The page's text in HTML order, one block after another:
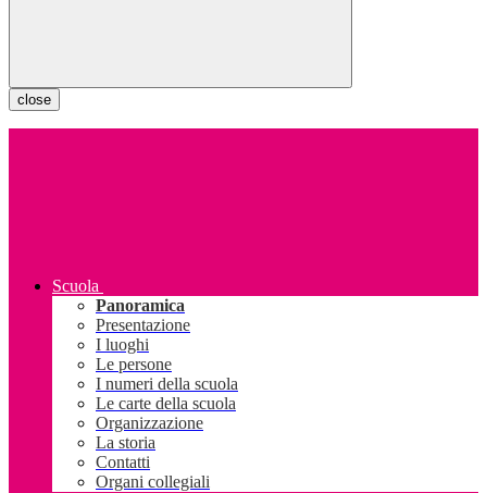
close
Scuola
Panoramica
Presentazione
I luoghi
Le persone
I numeri della scuola
Le carte della scuola
Organizzazione
La storia
Contatti
Organi collegiali